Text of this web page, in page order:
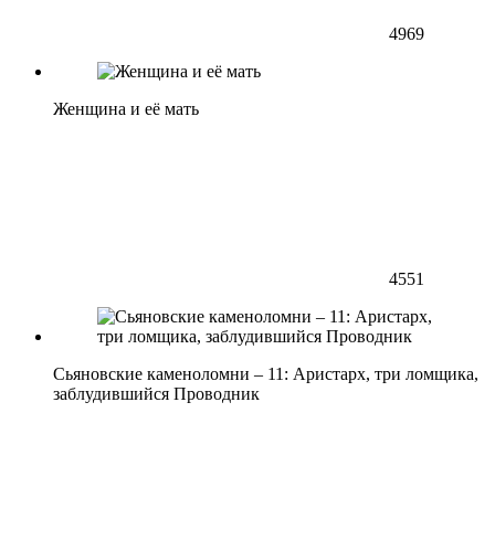
4969
Женщина и её мать
4551
Сьяновские каменоломни – 11: Аристарх, три ломщика,
заблудившийся Проводник